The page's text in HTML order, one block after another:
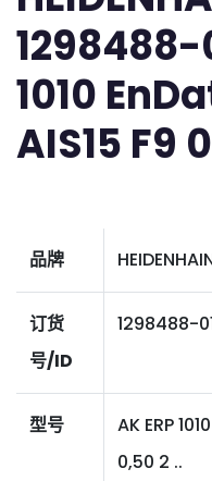
1298488-
1010
AIS15 F9
品牌
订货
号/ID
1298488-
型号
AK ERP
0,50 2 ..